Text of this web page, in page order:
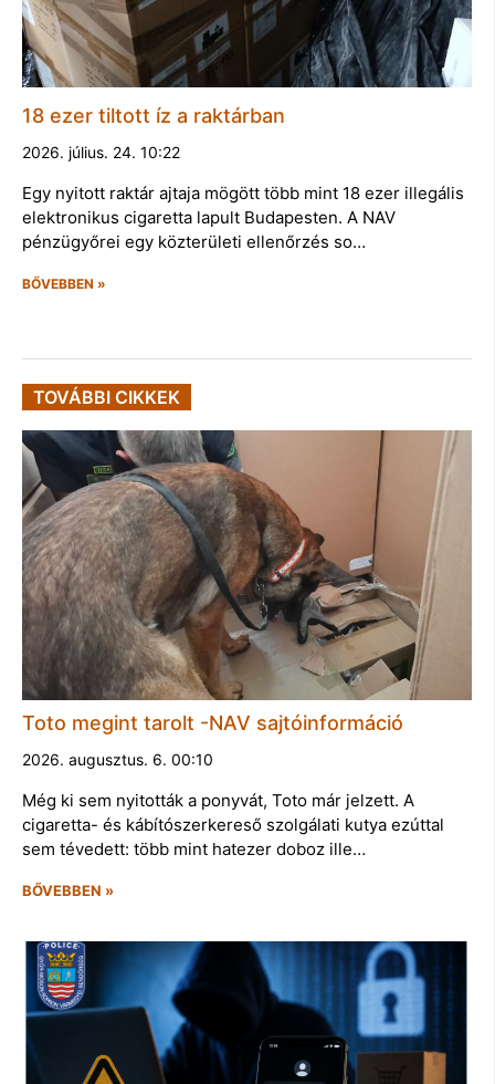
18 ezer tiltott íz a raktárban
2026. július. 24. 10:22
Egy nyitott raktár ajtaja mögött több mint 18 ezer illegális
elektronikus cigaretta lapult Budapesten. A NAV
pénzügyőrei egy közterületi ellenőrzés so…
BŐVEBBEN »
TOVÁBBI CIKKEK
Toto megint tarolt -NAV sajtóinformáció
2026. augusztus. 6. 00:10
Még ki sem nyitották a ponyvát, Toto már jelzett. A
cigaretta- és kábítószerkereső szolgálati kutya ezúttal
sem tévedett: több mint hatezer doboz ille…
BŐVEBBEN »